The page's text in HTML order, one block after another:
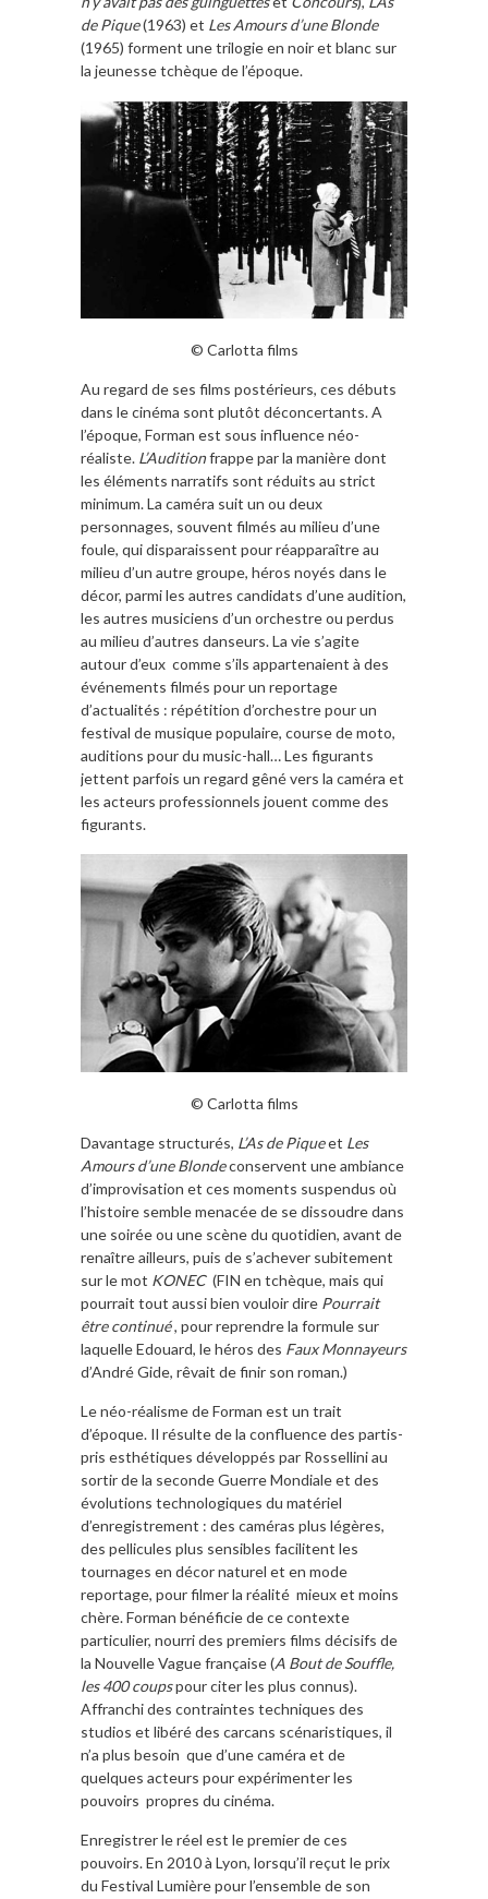
de Pique(1963) et Les Amours d’une Blonde
(1965) forment une trilogie en noir et blanc sur
la jeunesse tchèque de l’époque.
© Carlotta films
Au regard de ses films postérieurs, ces débuts
dans le cinéma sont plutôt déconcertants. A
l’époque, Forman est sous influence néo-
réaliste. L’Auditionfrappe par la manière dont
les éléments narratifs sont réduits au strict
minimum. La caméra suit un ou deux
personnages, souvent filmés au milieu d’une
foule, qui disparaissent pour réapparaître au
milieu d’un autre groupe, héros noyés dans le
décor, parmi les autres candidats d’une audition,
les autres musiciens d’un orchestre ou perdus
au milieu d’autres danseurs. La vie s’agite
autour d’eux comme s’ils appartenaient à des
événements filmés pour un reportage
d’actualités : répétition d’orchestre pour un
festival de musique populaire, course de moto,
auditions pour du music-hall… Les figurants
jettent parfois un regard gêné vers la caméra et
les acteurs professionnels jouent comme des
figurants.
© Carlotta films
Davantage structurés, L’As de Piqueet Les
Amours d’une Blondeconservent une ambiance
d’improvisation et ces moments suspendus où
l’histoire semble menacée de se dissoudre dans
une soirée ou une scène du quotidien, avant de
renaître ailleurs, puis de s’achever subitement
sur le mot KONEC (FIN en tchèque, mais qui
pourrait tout aussi bien vouloir dire Pourrait
être continué, pour reprendre la formule sur
laquelle Edouard, le héros des Faux Monnayeurs
d’André Gide, rêvait de finir son roman.)
Le néo-réalisme de Forman est un trait
d’époque. Il résulte de la confluence des partis-
pris esthétiques développés par Rossellini au
sortir de la seconde Guerre Mondiale et des
évolutions technologiques du matériel
d’enregistrement : des caméras plus légères,
des pellicules plus sensibles facilitent les
tournages en décor naturel et en mode
reportage, pour filmer la réalité mieux et moins
chère. Forman bénéficie de ce contexte
particulier, nourri des premiers films décisifs de
la Nouvelle Vague française (A Bout de Souffle,
les 400 coupspour citer les plus connus).
Affranchi des contraintes techniques des
studios et libéré des carcans scénaristiques, il
n’a plus besoin que d’une caméra et de
quelques acteurs pour expérimenter les
pouvoirs propres du cinéma.
Enregistrer le réel est le premier de ces
pouvoirs. En 2010 à Lyon, lorsqu’il reçut le prix
du Festival Lumière pour l’ensemble de son